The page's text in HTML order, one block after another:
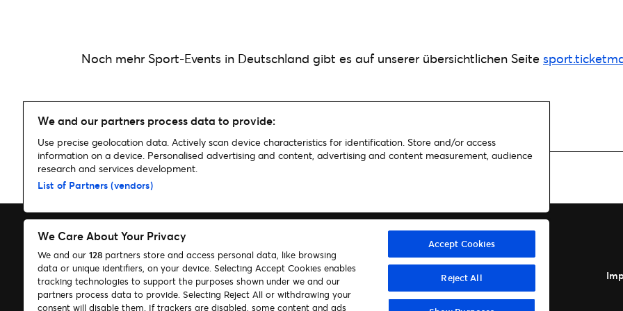
Noch mehr Sport-Events in Deutschland gibt es auf unserer übersichtlichen Seite
Home»Handball in Deutschland | Vereine, Infos & Events
Suchen
Cookie-Einwilligungstool
Autor*innen Kontakt
We and our partners process data to provide:
Use precise geolocation data. Actively scan device characteristics for identification. Store and/or access
information on a device. Personalised advertising and content, advertising and content measurement, audience
research and services development.
List of Partners (vendors)
We Care About Your Privacy
We and our 128 partners store and access personal data, like browsing
data or unique identifiers, on your device. Selecting Accept Cookies enables
tracking technologies to support the purposes shown under we and our
partners process data to provide. Selecting Reject All or withdrawing your
consent will disable them. If trackers are disabled, some content and ads
Accept Cookies
Reject All